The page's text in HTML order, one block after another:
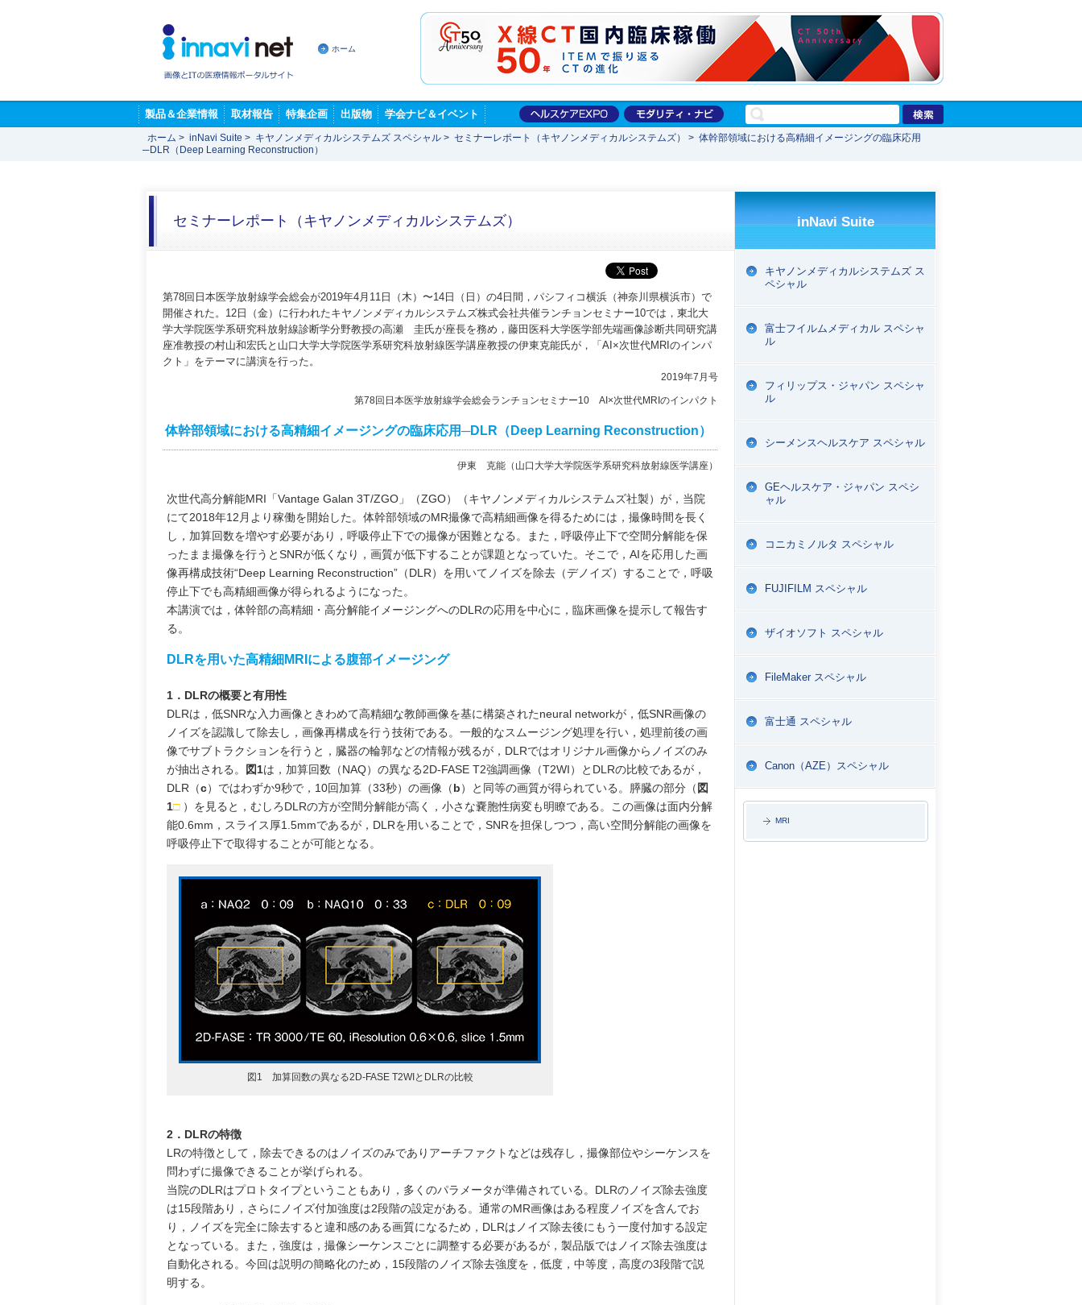
ホーム
製品＆企業情報 取材報告 特集企画 出版物 学会ナビ＆イベント
ホーム > inNavi Suite > キヤノンメディカルシステムズ スペシャル > セミナーレポート（キヤノンメディカルシステムズ） > 体幹部領域における高精細イメージングの臨床応用
─DLR（Deep Learning Reconstruction）
セミナーレポート（キヤノンメディカルシステムズ）
第78回日本医学放射線学会総会が2019年4月11日（木）〜14日（日）の4日間，パシフィコ横浜（神奈川県横浜市）で
開催された。12日（金）に行われたキヤノンメディカルシステムズ株式会社共催ランチョンセミナー10では，東北大
学大学院医学系研究科放射線診断学分野教授の高瀬 圭氏が座長を務め，藤田医科大学医学部先端画像診断共同研究講
座准教授の村山和宏氏と山口大学大学院医学系研究科放射線医学講座教授の伊東克能氏が，「AI×次世代MRIのインパ
クト」をテーマに講演を行った。
2019年7月号
第78回日本医学放射線学会総会ランチョンセミナー10 AI×次世代MRIのインパクト
体幹部領域における高精細イメージングの臨床応用─DLR（Deep Learning Reconstruction）
伊東 克能（山口大学大学院医学系研究科放射線医学講座）
次世代高分解能MRI「Vantage Galan 3T/ZGO」（ZGO）（キヤノンメディカルシステムズ社製）が，当院
にて2018年12月より稼働を開始した。体幹部領域のMR撮像で高精細画像を得るためには，撮像時間を長く
し，加算回数を増やす必要があり，呼吸停止下での撮像が困難となる。また，呼吸停止下で空間分解能を保
ったまま撮像を行うとSNRが低くなり，画質が低下することが課題となっていた。そこで，AIを応用した画
像再構成技術“Deep Learning Reconstruction”（DLR）を用いてノイズを除去（デノイズ）することで，呼吸
停止下でも高精細画像が得られるようになった。
本講演では，体幹部の高精細・高分解能イメージングへのDLRの応用を中心に，臨床画像を提示して報告す
る。
DLRを用いた高精細MRIによる腹部イメージング
1．DLRの概要と有用性
DLRは，低SNRな入力画像ときわめて高精細な教師画像を基に構築されたneural networkが，低SNR画像の
ノイズを認識して除去し，画像再構成を行う技術である。一般的なスムージング処理を行い，処理前後の画
像でサブトラクションを行うと，臓器の輪郭などの情報が残るが，DLRではオリジナル画像からノイズのみ
が抽出される。
図1は，加算回数（NAQ）の異なる2D-FASE T2強調画像（T2WI）とDLRの比較であるが，
DLR（c）ではわずか9秒で，10回加算（33秒）の画像（b）と同等の画質が得られている。膵臓の部分（ 図
1□ ）を見ると，むしろDLRの方が空間分解能が高く，小さな嚢胞性病変も明瞭である。この画像は面内分解
能0.6mm，スライス厚1.5mmであるが，DLRを用いることで，SNRを担保しつつ，高い空間分解能の画像を
呼吸停止下で取得することが可能となる。
図1 加算回数の異なる2D-FASE T2WIとDLRの比較
2．DLRの特徴
LRの特徴として，除去できるのはノイズのみでありアーチファクトなどは残存し，撮像部位やシーケンスを
問わずに撮像できることが挙げられる。
当院のDLRはプロトタイプということもあり，多くのパラメータが準備されている。DLRのノイズ除去強度
は15段階あり，さらにノイズ付加強度は2段階の設定がある。通常のMR画像はある程度ノイズを含んでお
り，ノイズを完全に除去すると違和感のある画質になるため，DLRはノイズ除去後にもう一度付加する設定
となっている。また，強度は，撮像シーケンスごとに調整する必要があるが，製品版ではノイズ除去強度は
自動化される。今回は説明の簡略化のため，15段階のノイズ除去強度を，低度，中等度，高度の3段階で説
明する。
inNavi Suite
キヤノンメディカルシステムズ ス
ペシャル
富士フイルムメディカル スペシャ
ル
フィリップス・ジャパン スペシャ
ル
シーメンスヘルスケア スペシャル
GEヘルスケア・ジャパン スペシ
ャル
コニカミノルタ スペシャル
FUJIFILM スペシャル
ザイオソフト スペシャル
FileMaker スペシャル
富士通 スペシャル
Canon（AZE）スペシャル
MRI